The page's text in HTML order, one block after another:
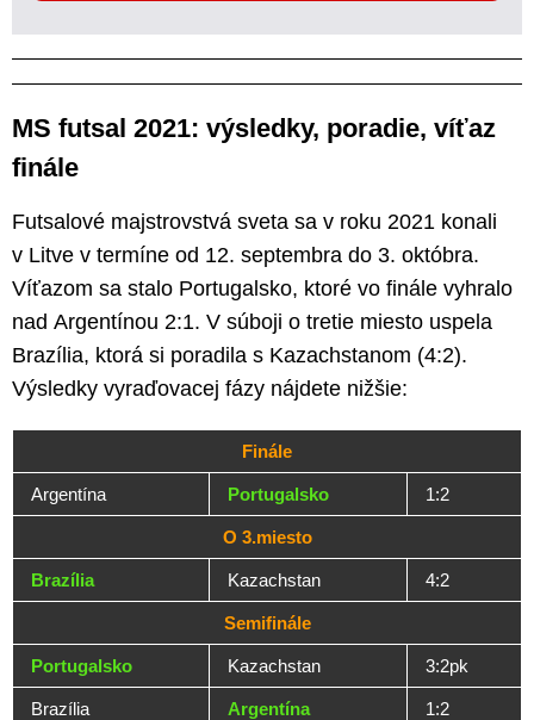
MS futsal 2021: výsledky, poradie, víťaz
finále
Futsalové majstrovstvá sveta sa v roku 2021 konali
v Litve v termíne od 12. septembra do 3. októbra.
Víťazom sa stalo Portugalsko, ktoré vo finále vyhralo
nad Argentínou 2:1. V súboji o tretie miesto uspela
Brazília, ktorá si poradila s Kazachstanom (4:2).
Výsledky vyraďovacej fázy nájdete nižšie:
Finále
Argentína Portugalsko 1:2
O 3.miesto
Brazília Kazachstan 4:2
Semifinále
Portugalsko Kazachstan 3:2pk
Brazília Argentína 1:2